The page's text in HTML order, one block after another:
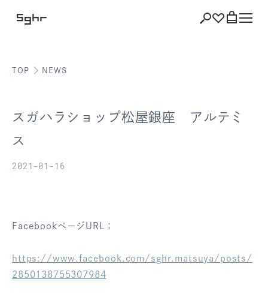
ショッピング バッグを見る
お気に入り
TOP NEWS
スガハラショップ松屋銀座 アルテミ
ス
2021-01-16
FacebookページURL：
https://www.facebook.com/sghr.matsuya/posts/
2850138755307984